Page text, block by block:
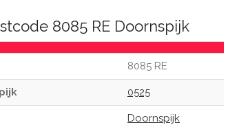
8085 RE Doornspijk
8085 RE
0525
Doornspijk